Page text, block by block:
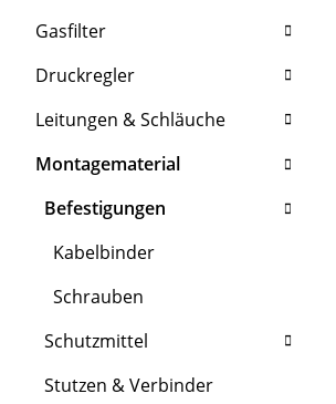
Gasfilter
Druckregler
Leitungen & Schläuche
Montagematerial
Befestigungen
Kabelbinder
Schrauben
Schutzmittel
Stutzen & Verbinder